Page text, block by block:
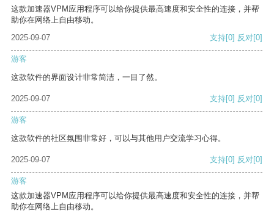
这款加速器VPM应用程序可以给你提供最高速度和安全性的连接，并帮
助你在网络上自由移动。
2025-09-07
支持[0] 反对[0]
游客
这款软件的界面设计非常简洁，一目了然。
2025-09-07 支持[0] 反对[0]
游客
这款软件的社区氛围非常好，可以与其他用户交流学习心得。
2025-09-07 支持[0] 反对[0]
游客
这款加速器VPM应用程序可以给你提供最高速度和安全性的连接，并帮
助你在网络上自由移动。